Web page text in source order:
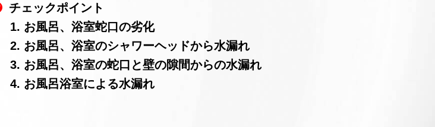
チェックポイント
1. お風呂、浴室蛇口の劣化
2. お風呂、浴室のシャワーヘッドから水漏れ
3. お風呂、浴室の蛇口と壁の隙間からの水漏れ
4. お風呂浴室による水漏れ